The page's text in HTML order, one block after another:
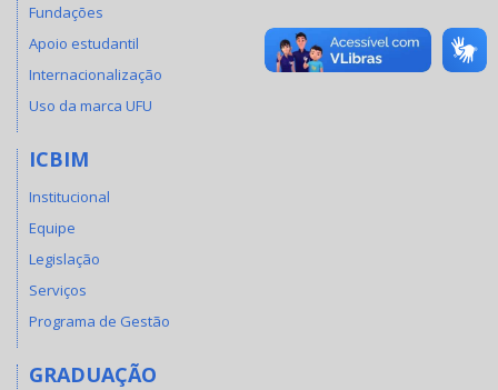
Fundações
Apoio estudantil
Internacionalização
Uso da marca UFU
ICBIM
Institucional
Equipe
Legislação
Serviços
Programa de Gestão
GRADUAÇÃO